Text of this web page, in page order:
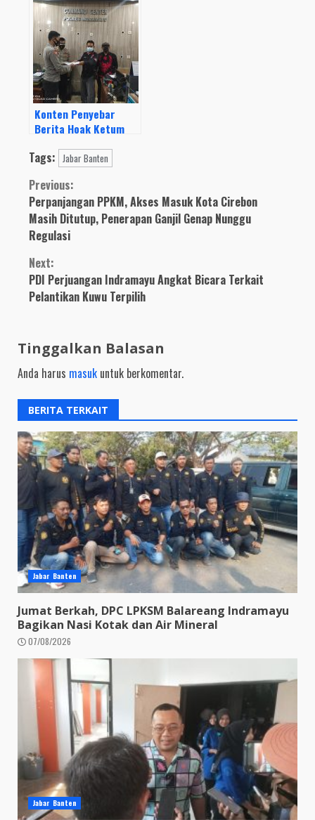
Kadiskoperindag
Angkat Bicara
Konten Penyebar
Berita Hoak Ketum
Soekarnoputri
Tags: Jabar Banten
Continue
Reading
Previous:
Perpanjangan PPKM, Akses Masuk Kota Cirebon
Masih Ditutup, Penerapan Ganjil Genap Nunggu
Regulasi
Next:
PDI Perjuangan Indramayu Angkat Bicara Terkait
Pelantikan Kuwu Terpilih
Tinggalkan Balasan
Anda harus masuk untuk berkomentar.
BERITA TERKAIT
Jabar Banten
Jumat Berkah, DPC LPKSM Balareang Indramayu
Bagikan Nasi Kotak dan Air Mineral
07/08/2026
Jabar Banten